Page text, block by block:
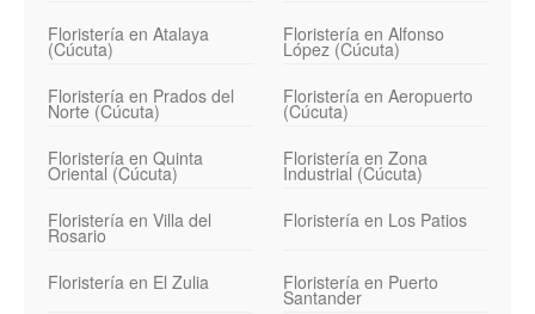
Floristería en Atalaya
(Cúcuta)
Floristería en Alfonso
López (Cúcuta)
Floristería en Prados del
Norte (Cúcuta)
Floristería en Aeropuerto
(Cúcuta)
Floristería en Quinta
Oriental (Cúcuta)
Floristería en Zona
Industrial (Cúcuta)
Floristería en Villa del
Rosario
Floristería en Los Patios
Floristería en El Zulia Floristería en Puerto
Santander